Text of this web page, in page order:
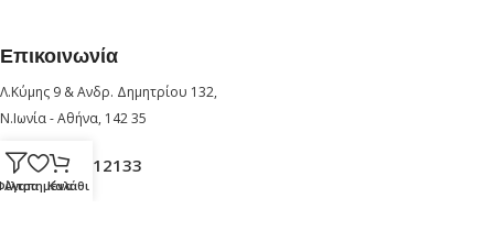
Επικοινωνία
Λ.Κύμης 9 & Ανδρ. Δημητρίου 132,
Ν.Ιωνία - Αθήνα, 142 35
+30 210 6912133
Αγαπημένα
Καλάθι